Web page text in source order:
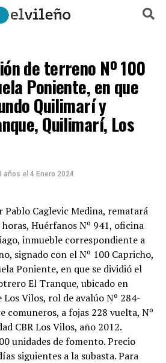
de terreno Nº 100
Poniente, en que
Quilimarí y
Quilimarí, Los
años el 4 Enero 2024
Pablo Caglevic Medina, rematará
Huérfanos Nº 941, oficina
inmueble correspondiente a
signado con el Nº 100 Capricho,
Poniente, en que se dividió el
El Tranque, ubicado en
Vilos, rol de avalúo Nº 284-
comuneros, a fojas 228 vuelta, Nº
CBR Los Vilos, año 2012.
unidades de fomento. Precio
siguientes a la subasta. Para